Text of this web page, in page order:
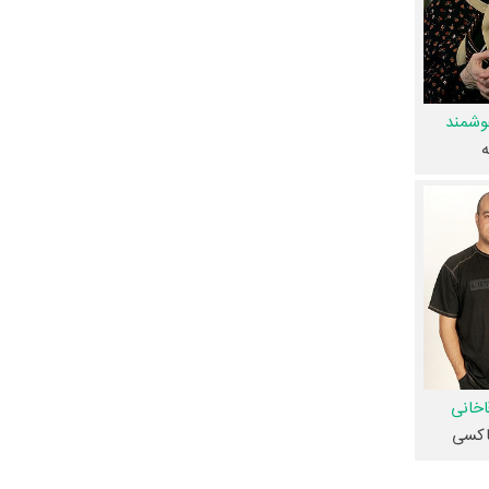
غفوریان،
صحراگرد
خاتم‌نژاد
محمدرضا
مجیدی
اول رخ داده، به‌عبارت دیگر در این فیلم میان هر یک از 51 بازیگر با یکدیگر یک
عباس